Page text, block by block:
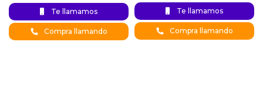
Te llamamos
Compra llamando
Original
price was:
$2.411.900.
Current
price is:
$2.199.900.
Te llamamos
Compra llamando